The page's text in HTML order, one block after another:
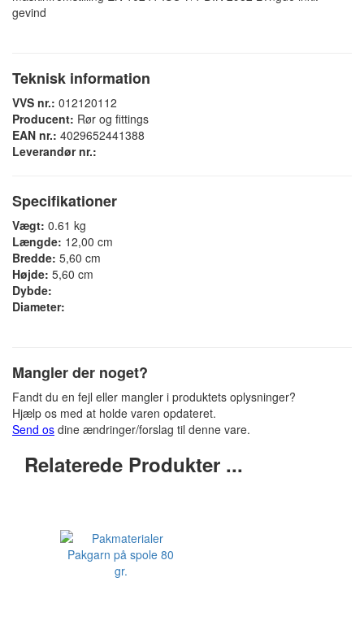
gevind
Teknisk information
VVS nr.: 012120112
Producent: Rør og fittings
EAN nr.: 4029652441388
Leverandør nr.:
Specifikationer
Vægt: 0.61 kg
Længde: 12,00 cm
Bredde: 5,60 cm
Højde: 5,60 cm
Dybde:
Diameter:
Mangler der noget?
Fandt du en fejl eller mangler i produktets oplysninger?
Hjælp os med at holde varen opdateret.
Send os dine ændringer/forslag til denne vare.
Relaterede Produkter ...